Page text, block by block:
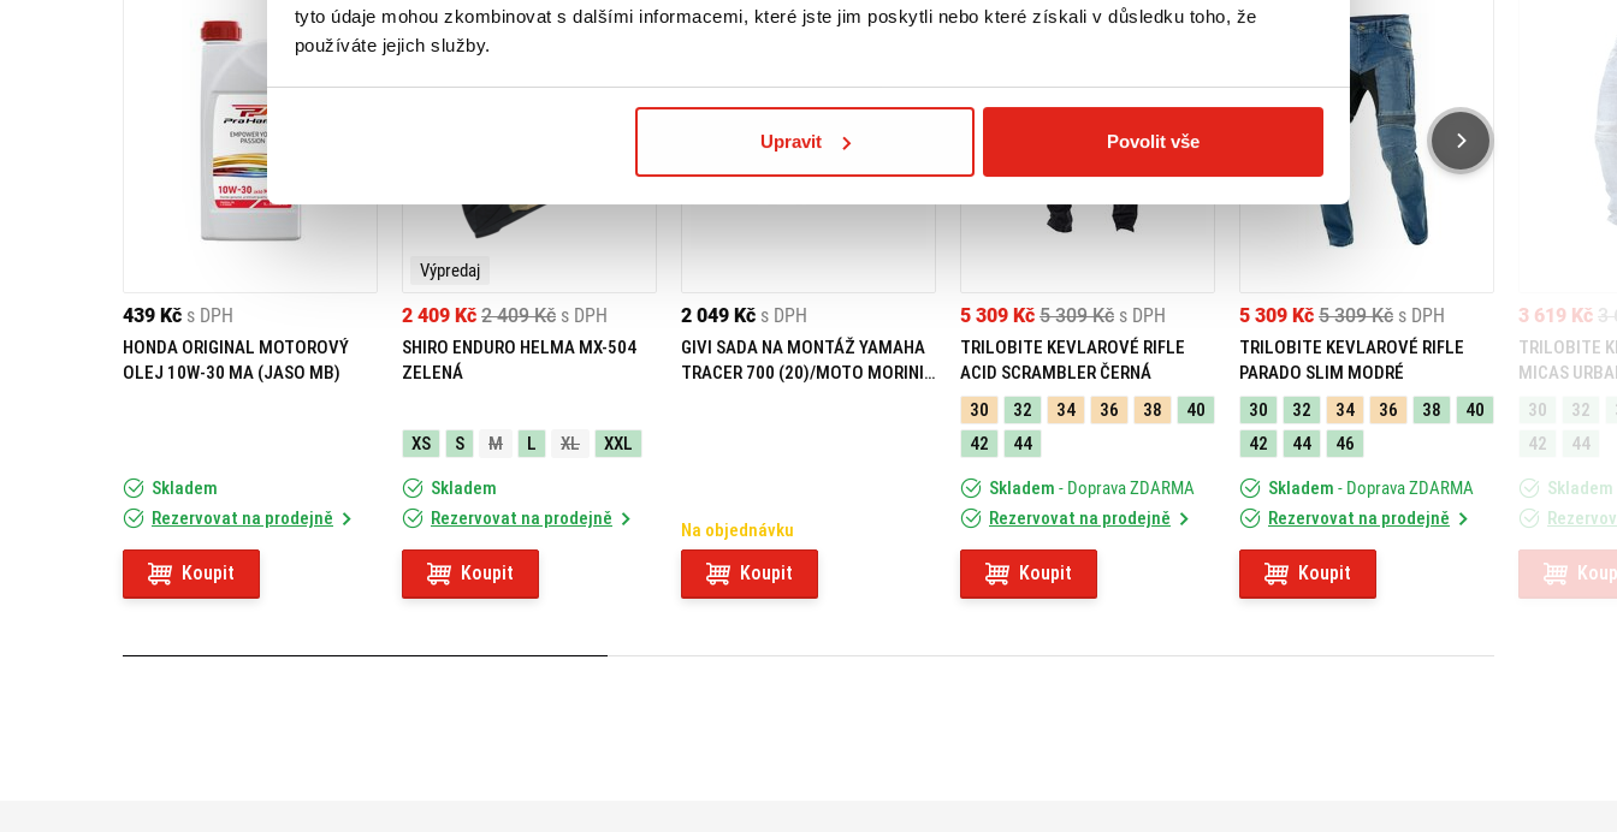
tyto údaje mohou zkombinovat s dalšími informacemi, které jste jim poskytli nebo které získali v důsledku toho, že
používáte jejich služby.
Upravit Povolit vše
439 Kč s DPH
HONDA ORIGINAL MOTOROVÝ
OLEJ 10W-30 MA (JASO MB)
Skladem
Rezervovat na prodejně
Koupit
Výpredaj
2 409 Kč
2 409 Kč s DPH
SHIRO ENDURO HELMA MX-504
ZELENÁ
XS S M L XL XXL
Skladem
Rezervovat na prodejně
Koupit
2 049 Kč s DPH
GIVI SADA NA MONTÁŽ YAMAHA
TRACER 700 (20)/MOTO MORINI
Na objednávku
Koupit
5 309 Kč
5 309 Kč s DPH
TRILOBITE KEVLAROVÉ RIFLE
ACID SCRAMBLER ČERNÁ
30
32 34 36 38
40
42
44
Skladem - Doprava ZDARMA
Rezervovat na prodejně
Koupit
5 309 Kč
5 309 Kč s DPH
TRILOBITE KEVLAROVÉ RIFLE
PARADO SLIM MODRÉ
30
32 34 36 38
40
42
44 46
Skladem - Doprava ZDARMA
Rezervovat na prodejně
Koupit
3
3 619 Kč
TRILOBITE
MICAS
30
32
42
44
Skladem